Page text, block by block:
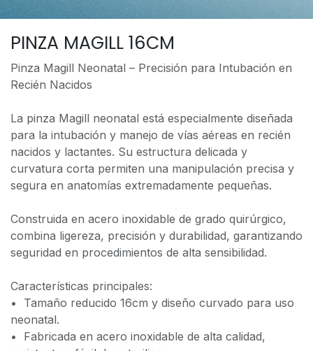
PINZA MAGILL 16CM
Pinza Magill Neonatal – Precisión para Intubación en
Recién Nacidos
La pinza Magill neonatal está especialmente diseñada
para la intubación y manejo de vías aéreas en recién
nacidos y lactantes. Su estructura delicada y
curvatura corta permiten una manipulación precisa y
segura en anatomías extremadamente pequeñas.
Construida en acero inoxidable de grado quirúrgico,
combina ligereza, precisión y durabilidad, garantizando
seguridad en procedimientos de alta sensibilidad.
Características principales:
•⁠ ⁠Tamaño reducido 16cm y diseño curvado para uso
neonatal.
•⁠ ⁠Fabricada en acero inoxidable de alta calidad,